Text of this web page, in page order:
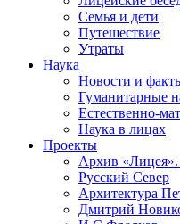
Семья и дети
Путешествие
Утраты
Наука
Новости и
Гуманитарные
Естественно-
Наука в лицах
Проекты
Архив
Русский Север
Архитектура
Дмитрий